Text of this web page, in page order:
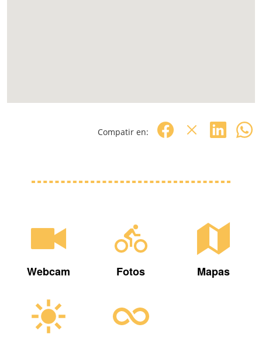
Compatir en:
Webcam Fotos Mapas